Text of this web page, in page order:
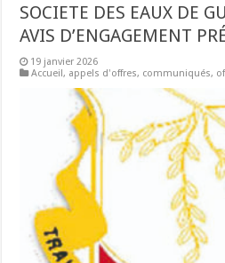
SOCIETE DES EAUX DE
AVIS D’ENGAGEMENT
19 janvier 2026
Accueil, appels d'offres, communiqués,